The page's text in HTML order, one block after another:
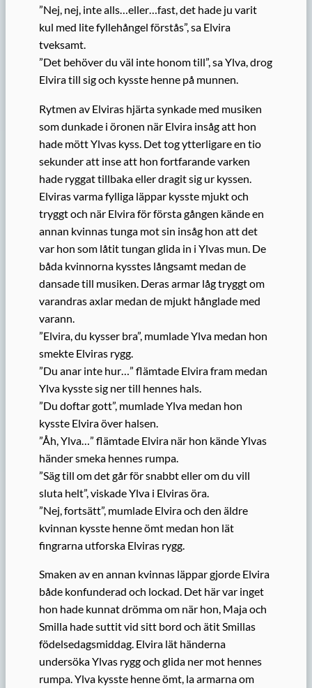
”Nej, nej, inte alls…eller…fast, det hade ju varit
kul med lite fyllehångel förstås”, sa Elvira
tveksamt.
”Det behöver du väl inte honom till”, sa Ylva, drog
Elvira till sig och kysste henne på munnen.
Rytmen av Elviras hjärta synkade med musiken
som dunkade i öronen när Elvira insåg att hon
hade mött Ylvas kyss. Det tog ytterligare en tio
sekunder att inse att hon fortfarande varken
hade ryggat tillbaka eller dragit sig ur kyssen.
Elviras varma fylliga läppar kysste mjukt och
tryggt och när Elvira för första gången kände en
annan kvinnas tunga mot sin insåg hon att det
var hon som låtit tungan glida in i Ylvas mun. De
båda kvinnorna kysstes långsamt medan de
dansade till musiken. Deras armar låg tryggt om
varandras axlar medan de mjukt hånglade med
varann.
”Elvira, du kysser bra”, mumlade Ylva medan hon
smekte Elviras rygg.
”Du anar inte hur…” flämtade Elvira fram medan
Ylva kysste sig ner till hennes hals.
”Du doftar gott”, mumlade Ylva medan hon
kysste Elvira över halsen.
”Åh, Ylva…” flämtade Elvira när hon kände Ylvas
händer smeka hennes rumpa.
”Säg till om det går för snabbt eller om du vill
sluta helt”, viskade Ylva i Elviras öra.
”Nej, fortsätt”, mumlade Elvira och den äldre
kvinnan kysste henne ömt medan hon lät
fingrarna utforska Elviras rygg.
Smaken av en annan kvinnas läppar gjorde Elvira
både konfunderad och lockad. Det här var inget
hon hade kunnat drömma om när hon, Maja och
Smilla hade suttit vid sitt bord och ätit Smillas
födelsedagsmiddag. Elvira lät händerna
undersöka Ylvas rygg och glida ner mot hennes
rumpa. Ylva kysste henne ömt, la armarna om